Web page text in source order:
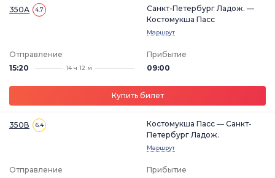
350А 4.7
Санкт-Петербург Ладож. —
Костомукша Пасс
Маршрут
Отправление
15:20
14 ч 12 м
Прибытие
09:00
Купить билет
350В 6.4
Костомукша Пасс — Санкт-
Петербург Ладож.
Маршрут
Отправление
Прибытие